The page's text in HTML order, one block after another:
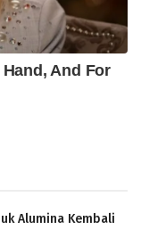
Alumina Kembali